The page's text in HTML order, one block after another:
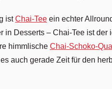
istChai-Teeein echter
in Desserts – Chai-Tee ist
himmlische Chai-Schoko-
auch gerade Zeit für den